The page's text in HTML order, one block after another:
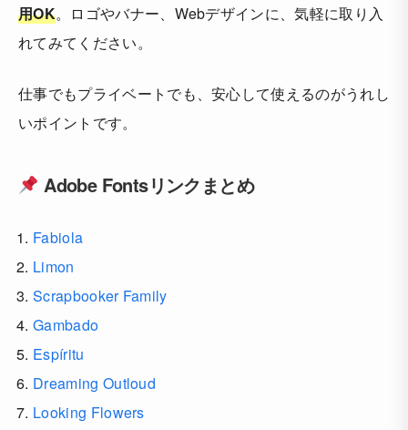
用OK。ロゴやバナー、Webデザインに、気軽に取り入
れてみてください。
仕事でもプライベートでも、安心して使えるのがうれし
いポイントです。
Adobe Fontsリンクまとめ
Fabiola
Limon
Scrapbooker Family
Gambado
Espíritu
Dreaming Outloud
Looking Flowers